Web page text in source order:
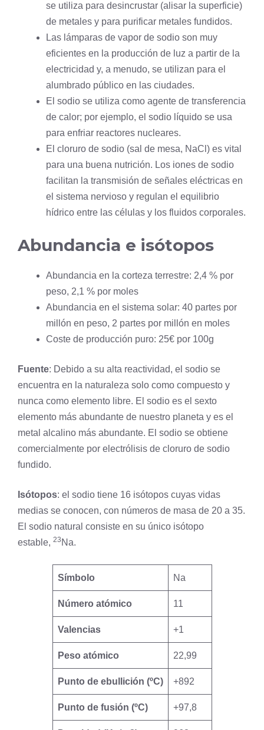
se utiliza para desincrustar (alisar la superficie)
de metales y para purificar metales fundidos.
Las lámparas de vapor de sodio son muy
eficientes en la producción de luz a partir de la
electricidad y, a menudo, se utilizan para el
alumbrado público en las ciudades.
El sodio se utiliza como agente de transferencia
de calor; por ejemplo, el sodio líquido se usa
para enfriar reactores nucleares.
El cloruro de sodio (sal de mesa, NaCl) es vital
para una buena nutrición. Los iones de sodio
facilitan la transmisión de señales eléctricas en
el sistema nervioso y regulan el equilibrio
hídrico entre las células y los fluidos corporales.
Abundancia e isótopos
Abundancia en la corteza terrestre: 2,4 % por
peso, 2,1 % por moles
Abundancia en el sistema solar: 40 partes por
millón en peso, 2 partes por millón en moles
Coste de producción puro: 25€ por 100g
Fuente: Debido a su alta reactividad, el sodio se
encuentra en la naturaleza solo como compuesto y
nunca como elemento libre. El sodio es el sexto
elemento más abundante de nuestro planeta y es el
metal alcalino más abundante. El sodio se obtiene
comercialmente por electrólisis de cloruro de sodio
fundido.
Isótopos: el sodio tiene 16 isótopos cuyas vidas
medias se conocen, con números de masa de 20 a 35.
El sodio natural consiste en su único isótopo
estable, 23 Na.
Símbolo Na
Número atómico 11
Valencias +1
Peso atómico 22,99
Punto de ebullición (ºC) +892
Punto de fusión (ºC) +97,8